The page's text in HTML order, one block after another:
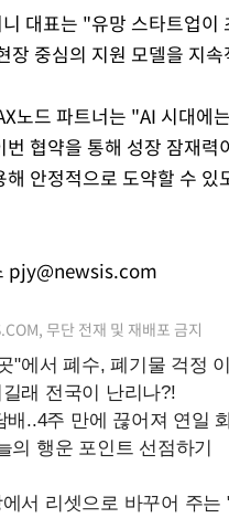
대표는 "유망 스타트업
장 중심의 지원 모델을 지
노드 파트너는 "AI 시대에
협약을 통해 성장 잠재
해 안정적으로 도약할 수
pjy@newsis.com
무단 전재 및 재배포 금지